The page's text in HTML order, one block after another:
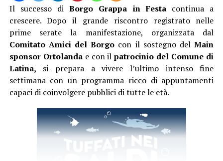
Il successo diBorgo Grappa in Festacontinua a
crescere. Dopo il grande riscontro registrato nelle
prime serate la manifestazione, organizzata dal
Comitato Amici del Borgo con il sostegno delMain
sponsor Ortolandae con ilpatrocinio del Comune di
Latina, si prepara a vivere l’ultimo intenso fine
settimana con un programma ricco di appuntamenti
capaci di coinvolgere pubblici di tutte le età.